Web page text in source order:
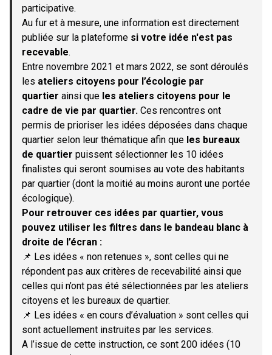
participative.
Au fur et à mesure, une information est directement
publiée sur la plateforme si votre idée n'est pas
recevable.
Entre novembre 2021 et mars 2022, se sont déroulés
les ateliers citoyens pour l’écologie par
quartier ainsi que les ateliers citoyens pour le
cadre de vie par quartier. Ces rencontres ont
permis de prioriser les idées déposées dans chaque
quartier selon leur thématique afin que les bureaux
de quartier puissent sélectionner les 10 idées
finalistes qui seront soumises au vote des habitants
par quartier (dont la moitié au moins auront une portée
écologique).
Pour retrouver ces idées par quartier, vous
pouvez utiliser les filtres dans le bandeau blanc à
droite de l’écran :
📌 Les idées « non retenues », sont celles qui ne
répondent pas aux critères de recevabilité ainsi que
celles qui n’ont pas été sélectionnées par les ateliers
citoyens et les bureaux de quartier.
📌 Les idées « en cours d’évaluation » sont celles qui
sont actuellement instruites par les services.
A l’issue de cette instruction, ce sont 200 idées (10